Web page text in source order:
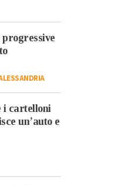
i cartelloni
un’auto e